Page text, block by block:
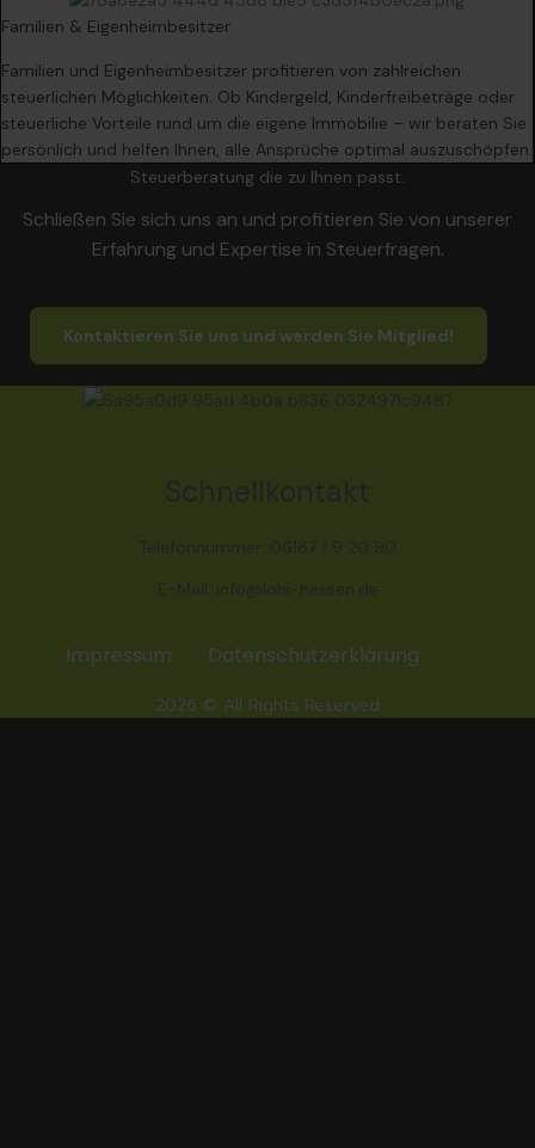
Familien & Eigenheimbesitzer
Familien und Eigenheimbesitzer profitieren von zahlreichen
steuerlichen Möglichkeiten. Ob Kindergeld, Kinderfreibeträge oder
steuerliche Vorteile rund um die eigene Immobilie – wir beraten Sie
persönlich und helfen Ihnen, alle Ansprüche optimal auszuschöpfen.
Steuerberatung die zu Ihnen passt.
Schließen Sie sich uns an und profitieren Sie von unserer
Erfahrung und Expertise in Steuerfragen.
Kontaktieren Sie uns und werden Sie Mitglied!
Impressum Datenschutzerklärung
2026 © All Rights Reserved